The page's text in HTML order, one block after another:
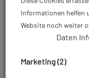
Informationen helfen
Website noch weiter
Daten
Marketing (2)